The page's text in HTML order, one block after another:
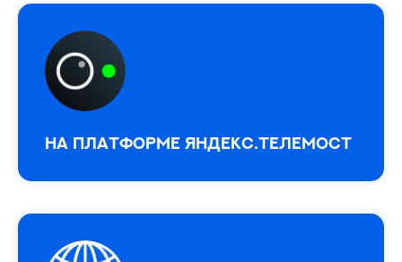
На платформе Яндекс.Телемост